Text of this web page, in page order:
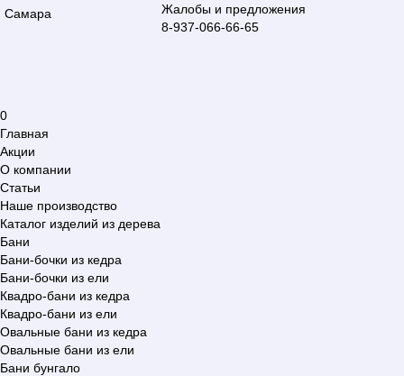
Самара
Жалобы и предложения
8-937-066-66-65
0
Главная
Акции
О компании
Статьи
Наше производство
Каталог изделий из дерева
Бани
Бани-бочки из кедра
Бани-бочки из ели
Квадро-бани из кедра
Квадро-бани из ели
Овальные бани из кедра
Овальные бани из ели
Бани бунгало